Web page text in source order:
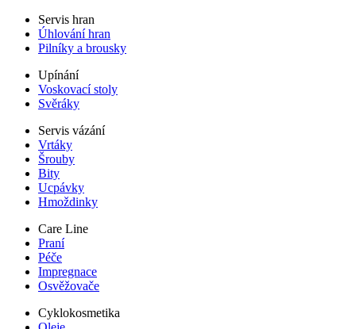
Servis hran
Úhlování hran
Pilníky a brousky
Upínání
Voskovací stoly
Svěráky
Servis vázání
Vrtáky
Šrouby
Bity
Ucpávky
Hmoždinky
Care Line
Praní
Péče
Impregnace
Osvěžovače
Cyklokosmetika